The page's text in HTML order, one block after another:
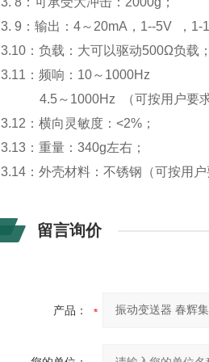
3. 9：输出：4～20mA，1--5V ，
3.10：负载：大可以驱动500Ω负载；
3.11：频响：10～1000Hz
4.5～1000Hz （可按用户要求
3.12：横向灵敏度：<2%；
3.13：重量：340g左右；
3.14：外壳材料：不锈钢（可按用户
留言询价
产品：